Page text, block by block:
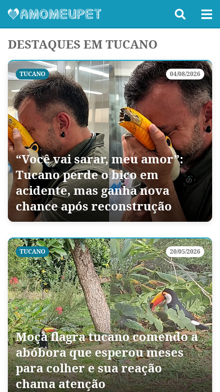
DESTAQUES EM TUCANO
TUCANO 04/08/2026
“Você vai sarar, meu amor”:
Tucano perde o bico em
acidente, mas ganha nova
chance após reconstrução
TUCANO 20/05/2026
Moça flagra tucano comendo a
abóbora que esperou meses
para colher e sua reação
chama atenção